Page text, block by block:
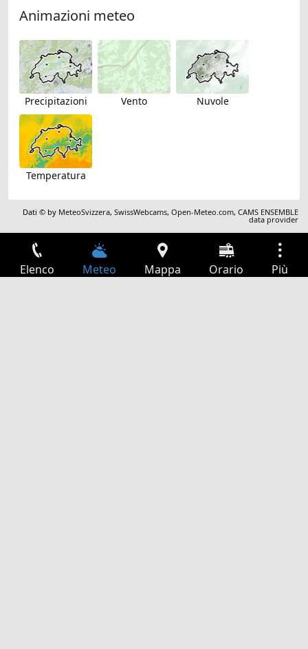
Animazioni meteo
Precipitazioni Vento Nuvole
Temperatura
Dati © by MeteoSvizzera,SwissWebcams,Open-Meteo.com,CAMS ENSEMBLE
data provider
Elenco Meteo Mappa Orario Più